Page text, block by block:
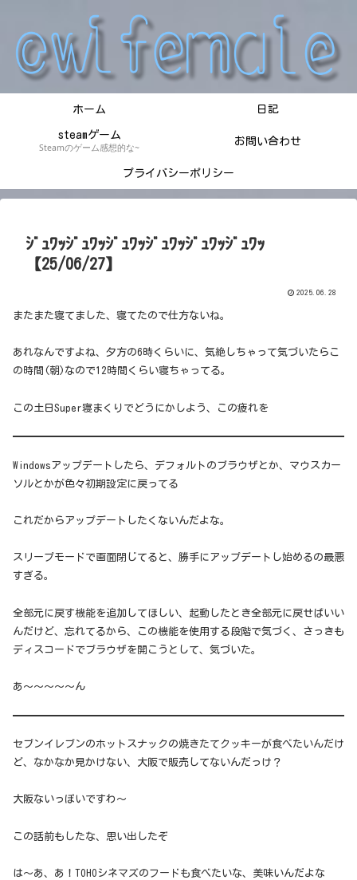
ホーム 日記
steamゲーム
Steamのゲーム感想的な~
お問い合わせ
プライバシーポリシー
ｼﾞｭﾜｯｼﾞｭﾜｯｼﾞｭﾜｯｼﾞｭﾜｯｼﾞｭﾜｯｼﾞｭﾜｯ
【25/06/27】
2025.06.28
またまた寝てました、寝てたので仕方ないね。
あれなんですよね、夕方の6時くらいに、気絶しちゃって気づいたらこ
の時間(朝)なので12時間くらい寝ちゃってる。
この土日Super寝まくりでどうにかしよう、この疲れを
Windowsアップデートしたら、デフォルトのブラウザとか、マウスカー
ソルとかが色々初期設定に戻ってる
これだからアップデートしたくないんだよな。
スリープモードで画面閉じてると、勝手にアップデートし始めるの最悪
すぎる。
全部元に戻す機能を追加してほしい、起動したとき全部元に戻せばいい
んだけど、忘れてるから、この機能を使用する段階で気づく、さっきも
ディスコードでブラウザを開こうとして、気づいた。
あ～～～～～ん
セブンイレブンのホットスナックの焼きたてクッキーが食べたいんだけ
ど、なかなか見かけない、大阪で販売してないんだっけ？
大阪ないっぽいですわ～
この話前もしたな、思い出したぞ
は～あ、あ！TOHOシネマズのフードも食べたいな、美味いんだよな